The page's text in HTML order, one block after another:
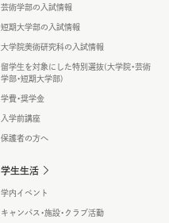
芸術学部の入試情報
短期大学部の入試情報
大学院美術研究科の入試情報
留学生を対象にした特別選抜(大学院・芸術
学部・短期大学部)
学費・奨学金
入学前講座
保護者の方へ
学生生活
学内イベント
キャンパス・施設・クラブ活動